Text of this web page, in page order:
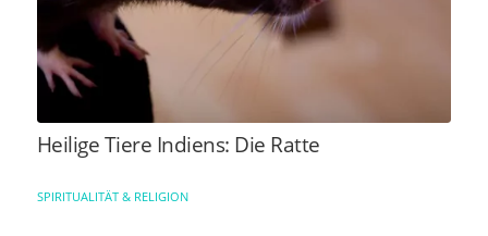
Heilige Tiere Indiens: Die Ratte
SPIRITUALITÄT & RELIGION